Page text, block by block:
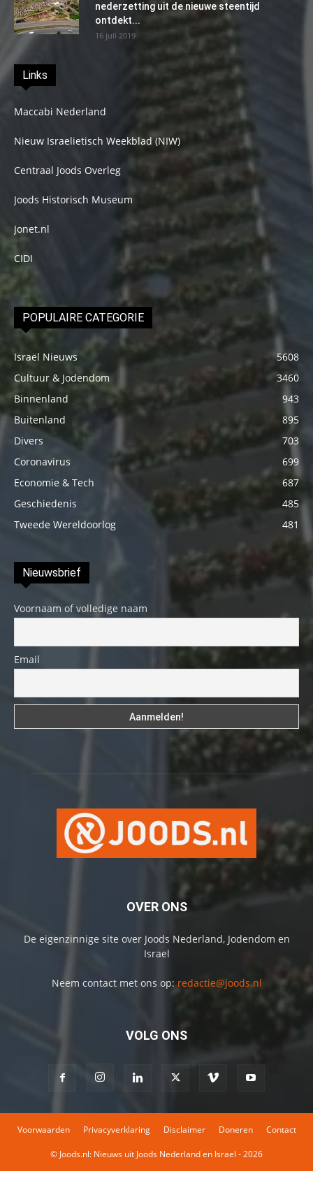
nederzetting uit de nieuwe steentijd
ontdekt...
16 juli 2019
Links
Maccabi Nederland
Nieuw Israelietisch Weekblad (NIW)
Centraal Joods Overleg
Joods Historisch Museum
Jonet.nl
CIDI
POPULAIRE CATEGORIE
Israël Nieuws
5608
Cultuur & Jodendom
3460
Binnenland
943
Buitenland
895
Divers
703
Coronavirus
699
Economie & Tech
687
Geschiedenis
485
Tweede Wereldoorlog
481
Nieuwsbrief
Voornaam of volledige naam
Email
OVER ONS
De eigenzinnige site over Joods Nederland, Jodendom en
Israel
Neem contact met ons op: redactie@joods.nl
VOLG ONS
Voorwaarden Privacyverklaring Disclaimer Doneren Contact
© Joods.nl: Nieuws uit Joods Nederland en Israel - 2026